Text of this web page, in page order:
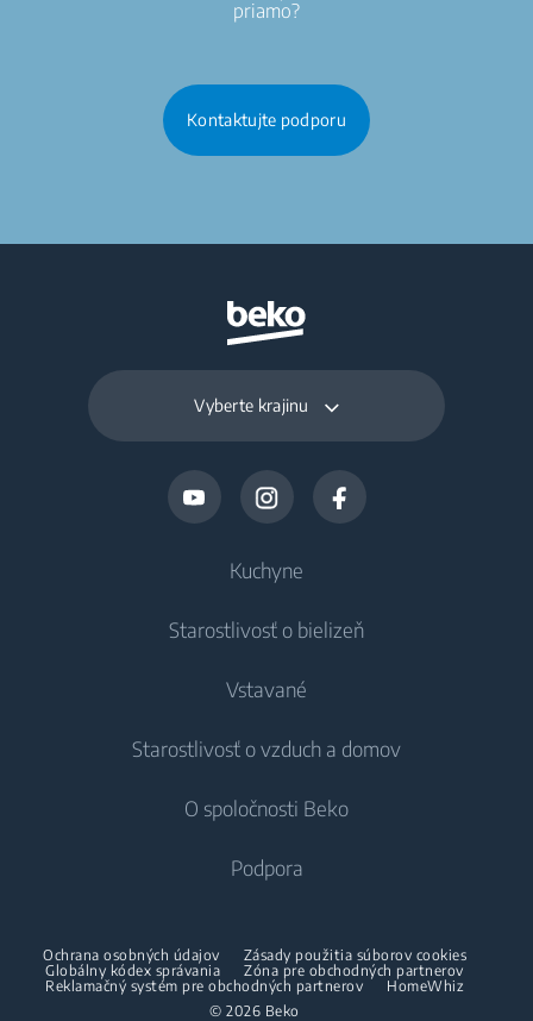
priamo?
Kontaktujte podporu
Vyberte krajinu
Kuchyne
Chladničky
Mrazničky
Vstavané mrazničky
Varenie
Starostlivosť o bielizeň
Voľne stojace práčky
Vstavané práčky
Práčky so sušičkou
Sušičky
Sušičky
Vstavané
Vstavané chladničky
Vstavané mrazničky
Varenie
Vstavané rúry
Starostlivosť o vzduch a domov
Starostlivosť o vzduch
Klimatizácie
Vysávače
O spoločnosti Beko
Beko Corporate
Beko Professional
Podpora
© 2026 Beko
Ochrana osobných údajov
Zásady použitia súborov cookies
Globálny kódex správania
Zóna pre obchodných partnerov
Reklamačný systém pre obchodných partnerov
HomeWhiz